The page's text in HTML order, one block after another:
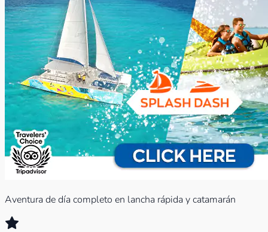
Aventura de día completo en lancha rápida y catamarán